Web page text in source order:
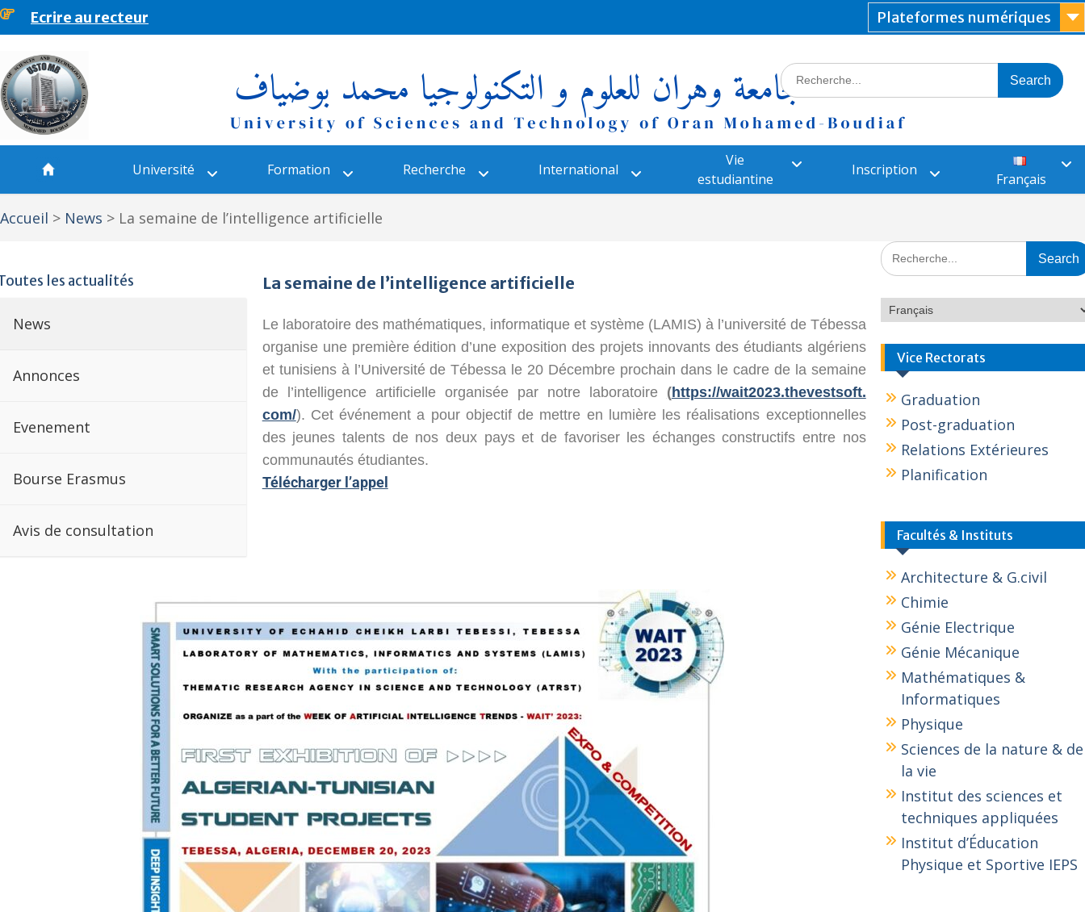
principalEcrire au recteur Plateformes numériques
Université Formation Recherche International
Vie
estudiantine
Inscription
Français
Accueil > News > La semaine de l’intelligence artificielle
les actualités
News
Annonces
Evenement
Bourse Erasmus
Avis de consultation
La semaine de l’intelligence artificielle
Le laboratoire des mathématiques, informatique et système (LAMIS) à l’université de Tébessa
organise une première édition d’une exposition des projets innovants des étudiants algériens
et tunisiens à l’Université de Tébessa le 20 Décembre prochain dans le cadre de la semaine
de l’intelligence artificielle organisée par notre laboratoire (https://wait2023.thevestsoft.
com/). Cet événement a pour objectif de mettre en lumière les réalisations exceptionnelles
des jeunes talents de nos deux pays et de favoriser les échanges constructifs entre nos
communautés étudiantes.
Télécharger l’appel
Vice Rectorats
Graduation
Post-graduation
Relations Extérieures
Planification
Facultés & Instituts
Architecture & G.civil
Chimie
Génie Electrique
Génie Mécanique
Mathématiques &
Informatiques
Physique
Sciences de la nature & de
la vie
Institut des sciences et
techniques appliquées
Institut d’Éducation
Physique et Sportive IEPS